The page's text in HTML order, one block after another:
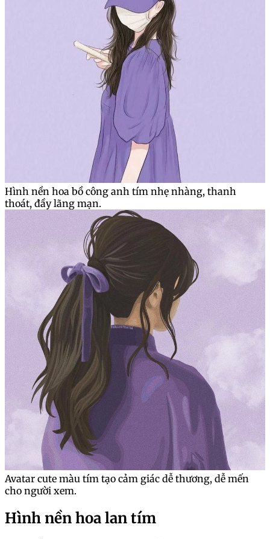
Hình nền hoa bồ công anh tím nhẹ nhàng, thanh
thoát, đầy lãng mạn.
Avatar cute màu tím tạo cảm giác dễ thương, dễ mến
cho người xem.
Hình nền hoa lan tím